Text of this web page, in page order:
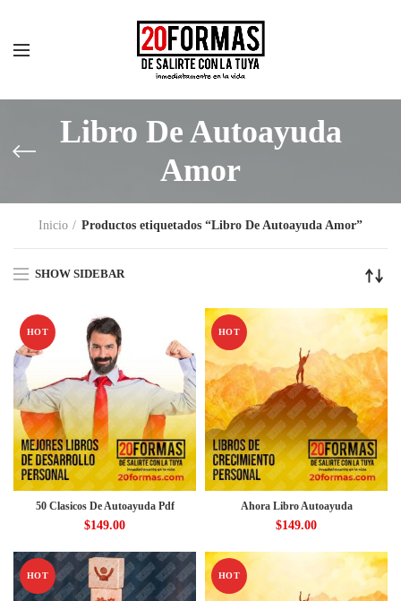
Libro De Autoayuda
Amor
Inicio Productos etiquetados “Libro De Autoayuda Amor”
SHOW SIDEBAR
HOT
50 Clasicos De Autoayuda Pdf
$149.00
HOT
Ahora Libro Autoayuda
$149.00
HOT HOT